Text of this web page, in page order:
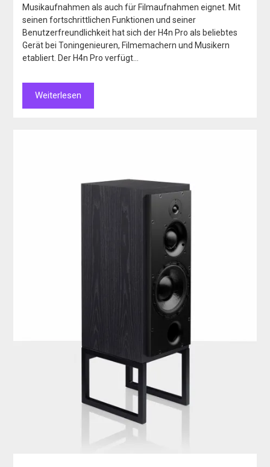
Musikaufnahmen als auch für Filmaufnahmen eignet. Mit
seinen fortschrittlichen Funktionen und seiner
Benutzerfreundlichkeit hat sich der H4n Pro als beliebtes
Gerät bei Toningenieuren, Filmemachern und Musikern
etabliert. Der H4n Pro verfügt…
Weiterlesen